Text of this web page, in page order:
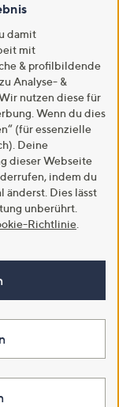
damit
mit
& profilbildende
Analyse- &
nutzen diese für
Wenn du dies
(für essenzielle
Deine
dieser Webseite
indem du
änderst. Dies lässt
unberührt.
Richtlinie